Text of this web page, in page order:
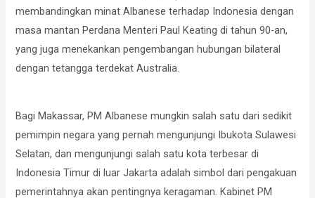
membandingkan minat Albanese terhadap Indonesia dengan
masa mantan Perdana Menteri Paul Keating di tahun 90-an,
yang juga menekankan pengembangan hubungan bilateral
dengan tetangga terdekat Australia.
Bagi Makassar, PM Albanese mungkin salah satu dari sedikit
pemimpin negara yang pernah mengunjungi Ibukota Sulawesi
Selatan, dan mengunjungi salah satu kota terbesar di
Indonesia Timur di luar Jakarta adalah simbol dari pengakuan
pemerintahnya akan pentingnya keragaman. Kabinet PM